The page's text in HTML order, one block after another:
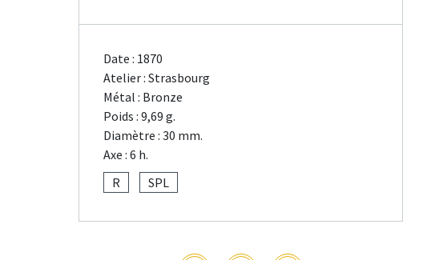
Date : 1870
Atelier : Strasbourg
Métal : Bronze
Poids : 9,69 g.
Diamètre : 30 mm.
Axe : 6 h.
R
SPL